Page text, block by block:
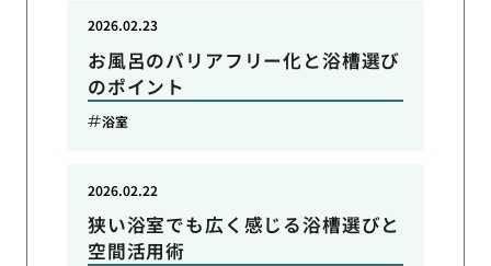
お風呂のバリアフリー化と浴槽選び
のポイント
2026.02.23
浴室
狭い浴室でも広く感じる浴槽選びと
空間活用術
2026.02.22